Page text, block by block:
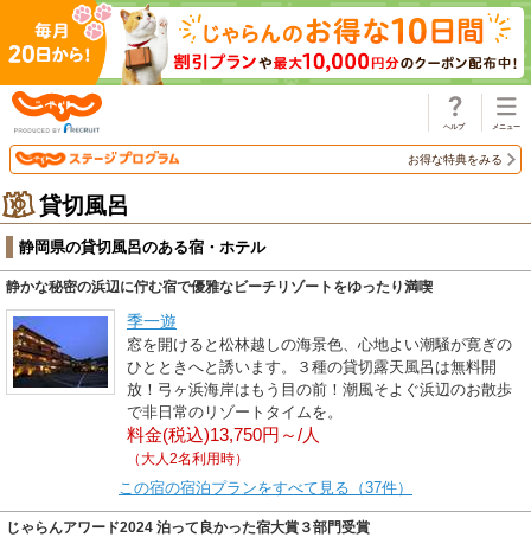
お得な特典をみる
貸切風呂
静岡県の貸切風呂のある宿・ホテル
静かな秘密の浜辺に佇む宿で優雅なビーチリゾートをゆったり満喫
季一遊
窓を開けると松林越しの海景色、心地よい潮騒が寛ぎの
ひとときへと誘います。３種の貸切露天風呂は無料開
放！弓ヶ浜海岸はもう目の前！潮風そよぐ浜辺のお散歩
で非日常のリゾートタイムを。
料金(税込)13,750円～/人
（大人2名利用時）
この宿の宿泊プランをすべて見る（37件）
じゃらんアワード2024 泊って良かった宿大賞３部門受賞